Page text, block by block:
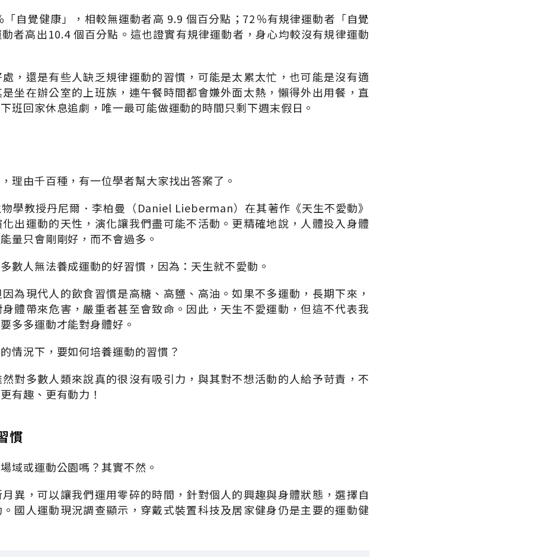
自覺健康」，相較無運動者高 9.9 個百分點；72％有規律運動者「自覺
者高出10.4 個百分點。這也證實有規律運動者，身心均較沒有規律運動
，還是有些人缺乏規律運動的習慣，可能是太累太忙，也可能是沒有適
坐在辦公室的上班族，連午餐時間都會嫌外面太熱，懶得外出用餐，直
班回家休息追劇，唯一最可能做運動的時間只剩下週末假日。
理由千百種，有一位學者幫大家找出答案了。
學教授丹尼爾．李柏曼（Daniel Lieberman）在其著作《天生不愛動》
出運動的天性，演化讓我們盡可能不活動。更精確地說，人體投入身體
量只會剛剛好，而不會過多。
數人無法養成運動的好習慣，因為：天生就不愛動。
為現代人的飲食習慣是高糖、高鹽、高油。如果不多運動，長期下來，
體帶來危害，嚴重者甚至會致命。因此，天生不愛運動，但這不代表我
多多運動才能對身體好。
情況下，要如何培養運動的習慣？
對多數人類來說真的很沒有吸引力，與其對不想活動的人給予苛責，不
有趣、更有動力！
慣
域或運動公園嗎？其實不然。
異，可以讓我們運用零碎的時間，針對個人的興趣與身體狀態，選擇自
國人運動現況調查顯示，穿戴式裝置科技及居家健身仍是主要的運動健